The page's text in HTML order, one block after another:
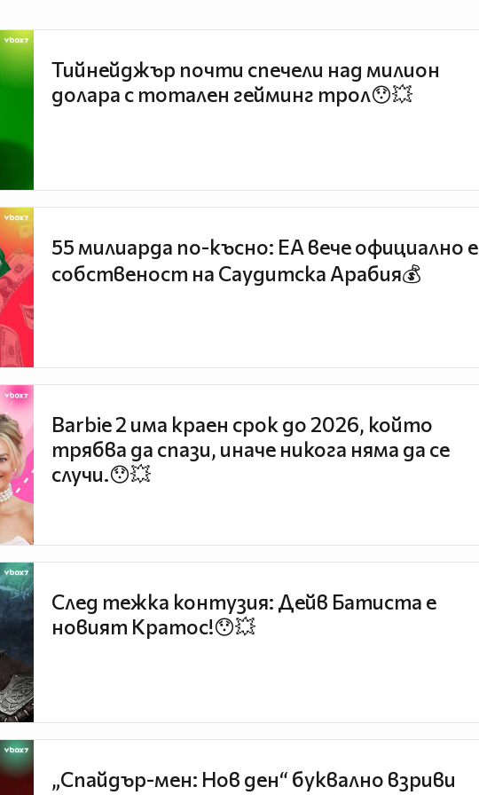
Тийнейджър почти спечели над милион
долара с тотален гейминг трол😯💥
55 милиарда по-късно: EA вече официално е
собственост на Саудитска Арабия💰
Barbie 2 има краен срок до 2026, който
трябва да спази, иначе никога няма да се
случи.😯💥
След тежка контузия: Дейв Батиста е
новият Кратос!😯💥
„Спайдър-мен: Нов ден“ буквално взриви